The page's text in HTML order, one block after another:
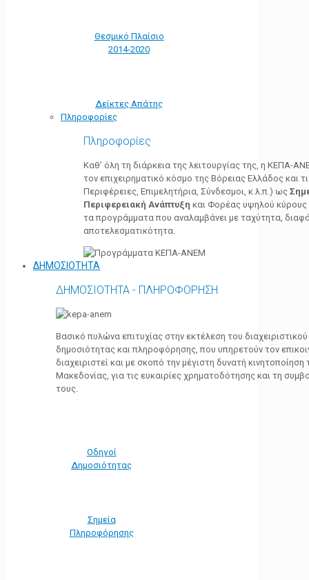
Θεσμικό Πλαίσιο
2014-2020
Δείκτες Απάτης
Πληροφορίες
Πληροφορίες
Καθ’ όλη τη διάρκεια της λειτουργίας της, η ΚΕΠΑ-
τον επιχειρηματικό κόσμο της Βόρειας Ελλάδος και
Περιφέρειες, Επιμελητήρια, Σύνδεσμοι, κ.λ.π.) ως
Περιφερειακή Ανάπτυξη και Φορέας υψηλού κύρους
τα προγράμματα που αναλαμβάνει με ταχύτητα,
αποτελεσματικότητα.
ΔΗΜΟΣΙΟΤΗΤΑ
ΔΗΜΟΣΙΟΤΗΤΑ - ΠΛΗΡΟΦΟΡΗΣΗ
Βασικό πυλώνα επιτυχίας στην εκτέλεση του
δημοσιότητας και πληροφόρησης, που υπηρετούν τον
διαχειριστεί και με σκοπό την μέγιστη δυνατή
Μακεδονίας, για τις ευκαιρίες χρηματοδότησης και τη
τους.
Οδηγοί
Δημοσιότητας
Σημεία
Πληροφόρησης